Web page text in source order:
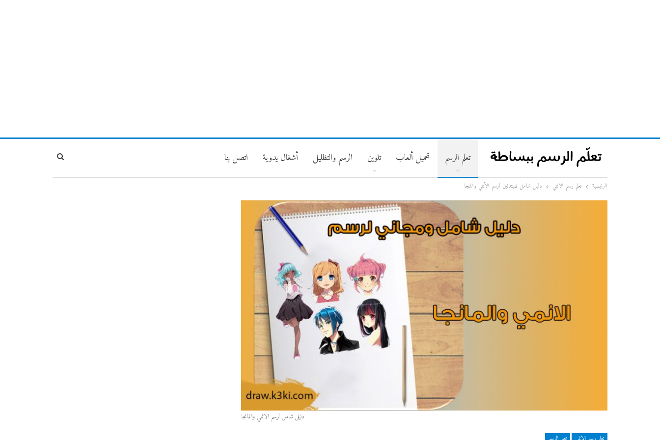
تعلم الرسم تحميل ألعاب تلوين الرسم والتظليل أشغال يدوية اتصل بنا
الرئيسية تعلم رسم الانمي دليل شامل للمبتدئين لرسم الأنمي والمنجا
دليل شامل لرسم الانمي والمانجا